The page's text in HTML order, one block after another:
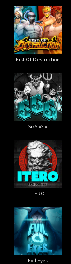
Fist Of Destruction
SixSixSix
ITERO
Evil Eyes